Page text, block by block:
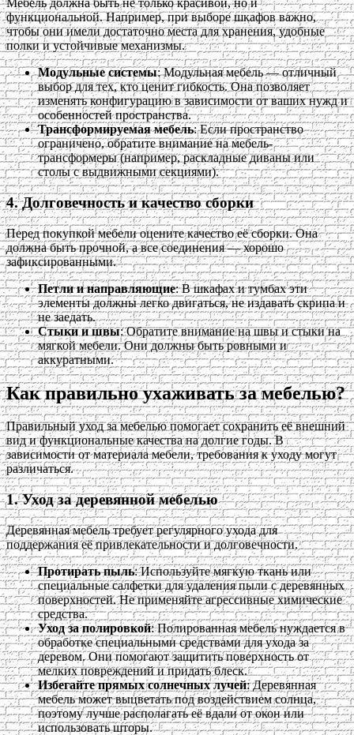
Мебель должна быть не только красивой, но и
функциональной. Например, при выборе шкафов важно,
чтобы они имели достаточно места для хранения, удобные
полки и устойчивые механизмы.
Модульные системы: Модульная мебель — отличный
выбор для тех, кто ценит гибкость. Она позволяет
изменять конфигурацию в зависимости от ваших нужд и
особенностей пространства.
Трансформируемая мебель: Если пространство
ограничено, обратите внимание на мебель-
трансформеры (например, раскладные диваны или
столы с выдвижными секциями).
4. Долговечность и качество сборки
Перед покупкой мебели оцените качество её сборки. Она
должна быть прочной, а все соединения — хорошо
зафиксированными.
Петли и направляющие: В шкафах и тумбах эти
элементы должны легко двигаться, не издавать скрипа и
не заедать.
Стыки и швы: Обратите внимание на швы и стыки на
мягкой мебели. Они должны быть ровными и
аккуратными.
Как правильно ухаживать за мебелью?
Правильный уход за мебелью помогает сохранить её внешний
вид и функциональные качества на долгие годы. В
зависимости от материала мебели, требования к уходу могут
различаться.
1. Уход за деревянной мебелью
Деревянная мебель требует регулярного ухода для
поддержания её привлекательности и долговечности.
Протирать пыль: Используйте мягкую ткань или
специальные салфетки для удаления пыли с деревянных
поверхностей. Не применяйте агрессивные химические
средства.
Уход за полировкой: Полированная мебель нуждается в
обработке специальными средствами для ухода за
деревом. Они помогают защитить поверхность от
мелких повреждений и придать блеск.
Избегайте прямых солнечных лучей: Деревянная
мебель может выцветать под воздействием солнца,
поэтому лучше располагать её вдали от окон или
использовать шторы.